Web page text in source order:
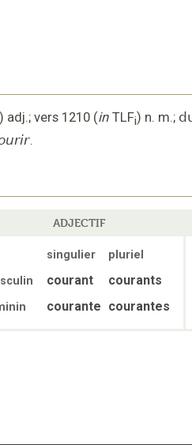
) adj.; vers 1210 (in TLFi) n. m.;
.
ADJECTIF
singulier
pluriel
courant courants
courante courantes